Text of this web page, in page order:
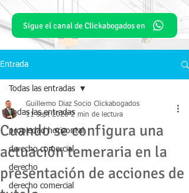
Sigue el canal de Clickabogados en
Entrada
Todas las entradas
propiedad horizontal
derecho comercial
derecho
derecho comercial
Todas las entradas
Cuando se configura una
actuación temeraria en la
presentación de acciones de
Guillermo Diaz Socio Clickabogados
11 sept 2020 2 min de lectura